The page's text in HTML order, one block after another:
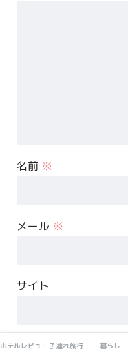
名前 ※
メール ※
サイト
次回のコメントで使
ホテルレビュー 子連れ旅行 暮らし